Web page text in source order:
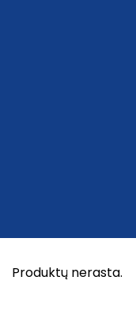
Produktų nerasta.